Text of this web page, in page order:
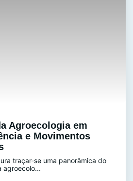
Agroecologia em
e Movimentos
traçar-se uma panorâmica do
agroecolo...